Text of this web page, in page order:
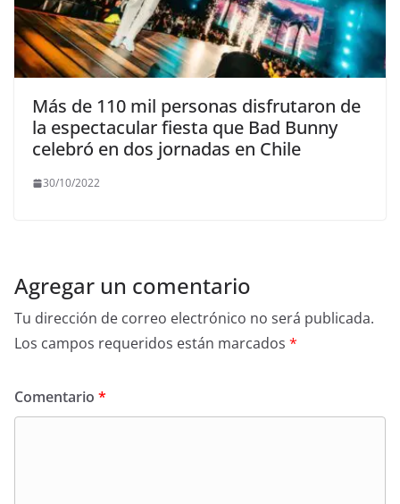
Más de 110 mil personas disfrutaron de
la espectacular fiesta que Bad Bunny
celebró en dos jornadas en Chile
30/10/2022
Agregar un comentario
Tu dirección de correo electrónico no será publicada.
Los campos requeridos están marcados *
Comentario *